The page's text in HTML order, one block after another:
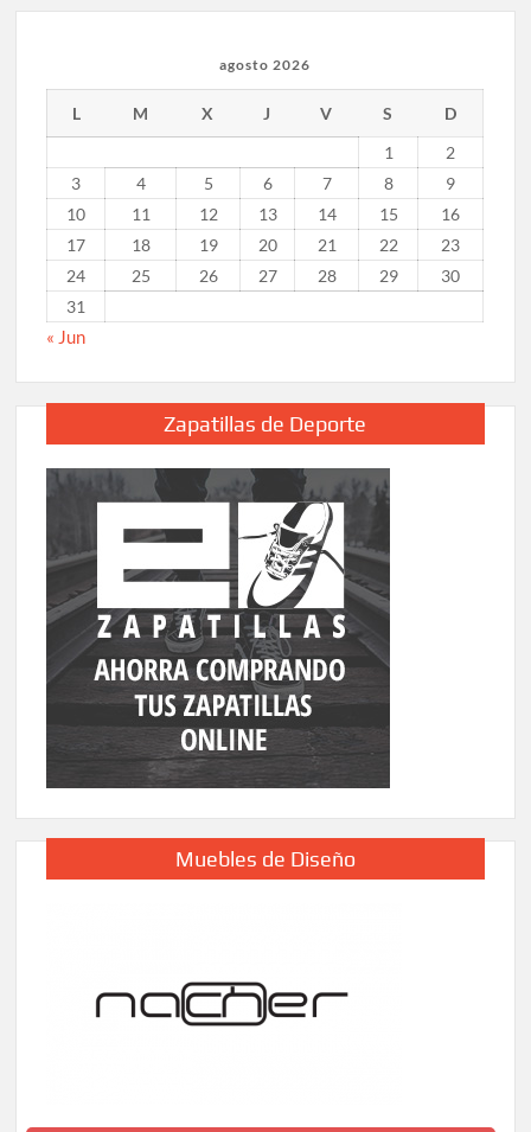
agosto 2026
L M X J V S
D
1
2
3
4 5 6 7 8
9
10
11 12 13 14 15
16
17
18 19 20 21 22
23
24
25 26 27 28 29
30
31
« Jun
Zapatillas de Deporte
Muebles de Diseño